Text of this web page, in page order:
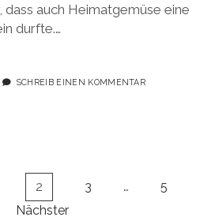
dass auch Heimatgemüse eine
durfte.…
SCHREIB EINEN KOMMENTAR
2 3 …
5
Nächster